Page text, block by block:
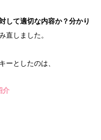
して適切な内容か？分かり
直しました。
ーとしたのは、
介